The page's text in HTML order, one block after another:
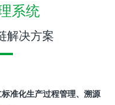
系统
解决方案
准化生产过程管理、溯源